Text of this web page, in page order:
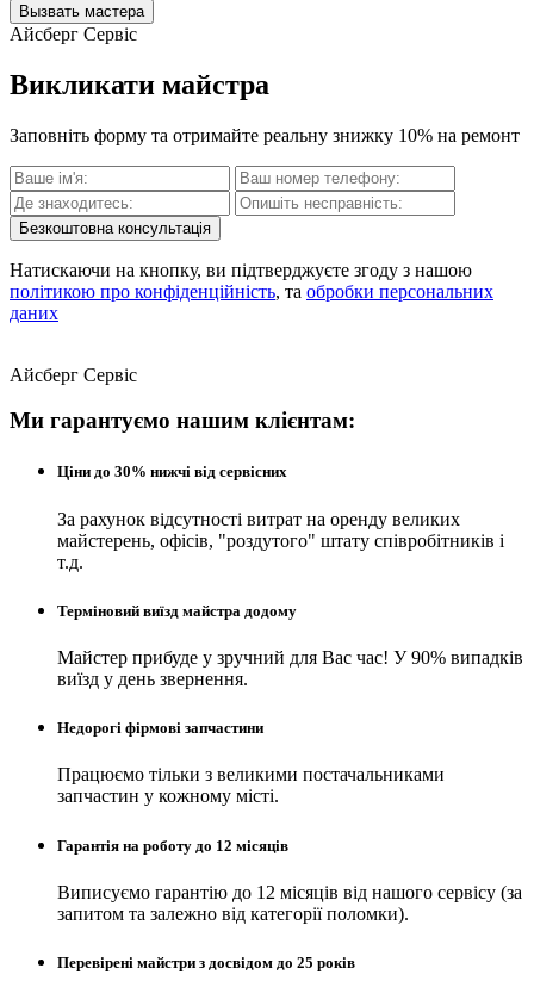
Вызвать мастера
Айсберг Сервіс
Викликати майстра
Заповніть форму та отримайте реальну знижку 10% на ремонт
Безкоштовна консультація
Натискаючи на кнопку, ви підтверджуєте згоду з нашою
політикою про конфіденційність, та обробки персональних
даних
Айсберг Сервіс
Ми гарантуємо нашим клієнтам:
Ціни до 30% нижчі від сервісних
За рахунок відсутності витрат на оренду великих
майстерень, офісів, "роздутого" штату співробітників і
т.д.
Терміновий виїзд майстра додому
Майстер прибуде у зручний для Вас час! У 90% випадків
виїзд у день звернення.
Недорогі фірмові запчастини
Працюємо тільки з великими постачальниками
запчастин у кожному місті.
Гарантія на роботу до 12 місяців
Виписуємо гарантію до 12 місяців від нашого сервісу (за
запитом та залежно від категорії поломки).
Перевірені майстри з досвідом до 25 років